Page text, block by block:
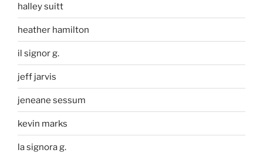
halley suitt
heather hamilton
il signor g.
jeff jarvis
jeneane sessum
kevin marks
la signora g.